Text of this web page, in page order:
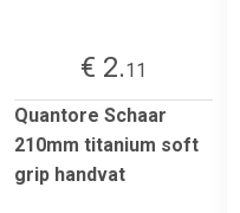
€ 2.11
Quantore Schaar
210mm titanium soft
grip handvat